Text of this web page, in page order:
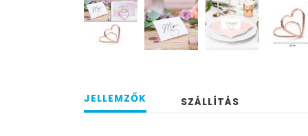
JELLEMZŐK SZÁLLÍTÁS